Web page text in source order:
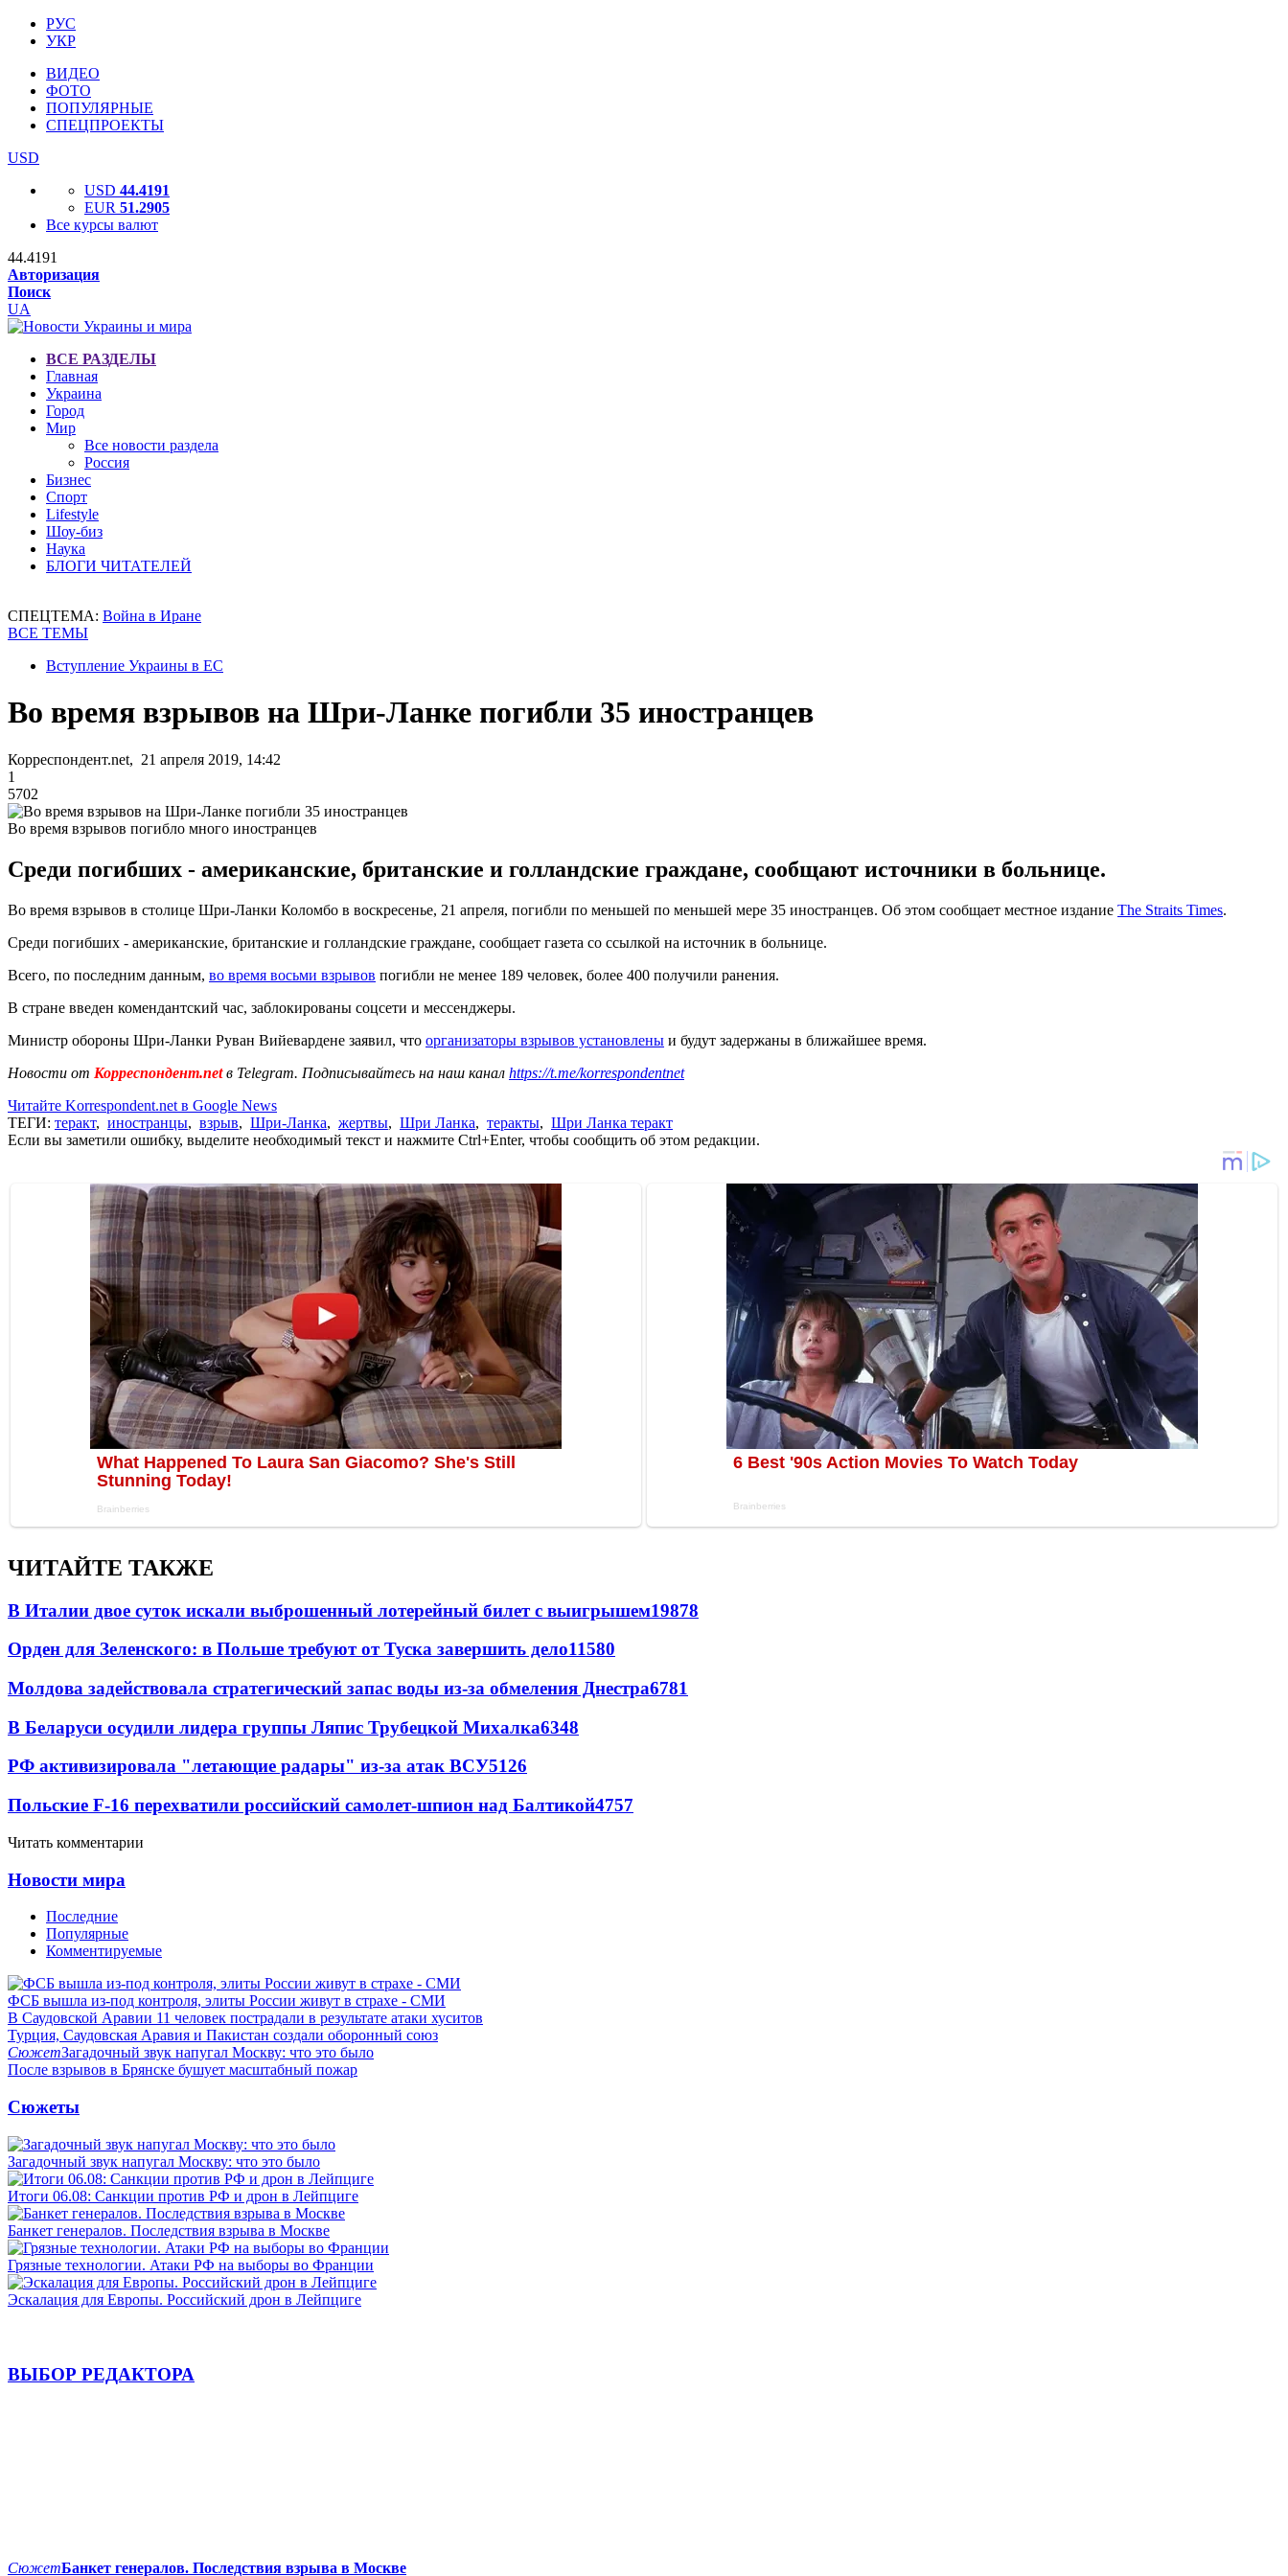
РУС
УКР
ВИДЕО
ФОТО
ПОПУЛЯРНЫЕ
СПЕЦПРОЕКТЫ
USD
USD 44.4191
EUR 51.2905
Все курсы валют
44.4191
Авторизация
Поиск
UA
ВСЕ РАЗДЕЛЫ
Главная
Украина
Город
Мир
Все новости раздела
Россия
Бизнес
Спорт
Lifestyle
Шоу-биз
Наука
БЛОГИ ЧИТАТЕЛЕЙ
СПЕЦТЕМА: Война в Иране
ВСЕ ТЕМЫ
Вступление Украины в ЕС
Во время взрывов на Шри-Ланке погибли 35 иностранцев
Корреспондент.net, 21 апреля 2019, 14:42
1
5702
Во время взрывов погибло много иностранцев
Среди погибших - американские, британские и голландские граждане, сообщают источники в больнице.
Во время взрывов в столице Шри-Ланки Коломбо в воскресенье, 21 апреля, погибли по меньшей по меньшей мере 35 иностранцев. Об этом сообщает местное издание The Straits Times.
Среди погибших - американские, британские и голландские граждане, сообщает газета со ссылкой на источник в больнице.
Всего, по последним данным, во время восьми взрывов погибли не менее 189 человек, более 400 получили ранения.
В стране введен комендантский час, заблокированы соцсети и мессенджеры.
Министр обороны Шри-Ланки Руван Вийевардене заявил, что организаторы взрывов установлены и будут задержаны в ближайшее время.
Новости от Корреспондент.netв Telegram. Подписывайтесь на наш канал https://t.me/korrespondentnet
Читайте Korrespondent.net в Google News
ТЕГИ: теракт, иностранцы, взрыв, Шри-Ланка, жертвы, Шри Ланка, теракты, Шри Ланка теракт
Если вы заметили ошибку, выделите необходимый текст и нажмите Ctrl+Enter, чтобы сообщить об этом редакции.
ЧИТАЙТЕ ТАКЖЕ
В Италии двое суток искали выброшенный лотерейный билет с выигрышем19878
Орден для Зеленского: в Польше требуют от Туска завершить дело11580
Молдова задействовала стратегический запас воды из-за обмеления Днестра6781
В Беларуси осудили лидера группы Ляпис Трубецкой Михалка6348
РФ активизировала "летающие радары" из-за атак ВСУ5126
Польские F-16 перехватили российский самолет-шпион над Балтикой4757
Читать комментарии
Новости мира
Последние
Популярные
Комментируемые
ФСБ вышла из-под контроля, элиты России живут в страхе - СМИ
В Саудовской Аравии 11 человек пострадали в результате атаки хуситов
Турция, Саудовская Аравия и Пакистан создали оборонный союз
СюжетЗагадочный звук напугал Москву: что это было
После взрывов в Брянске бушует масштабный пожар
Сюжеты
Загадочный звук напугал Москву: что это было
Итоги 06.08: Санкции против РФ и дрон в Лейпциге
Банкет генералов. Последствия взрыва в Москве
Грязные технологии. Атаки РФ на выборы во Франции
Эскалация для Европы. Российский дрон в Лейпциге
ВЫБОР РЕДАКТОРА
СюжетБанкет генералов. Последствия взрыва в Москве